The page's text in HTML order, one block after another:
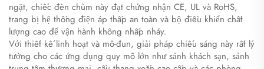
ngặt, chiếc đèn chùm này đạt chứng nhận CE, UL và RoHS,
trang bị hệ thống điện áp thấp an toàn và bộ điều khiển chất
lượng cao để vận hành không nhấp nháy.
Với thiết kế linh hoạt và mô-đun, giải pháp chiếu sáng này rất lý
tưởng cho các ứng dụng quy mô lớn như sảnh khách sạn, sảnh